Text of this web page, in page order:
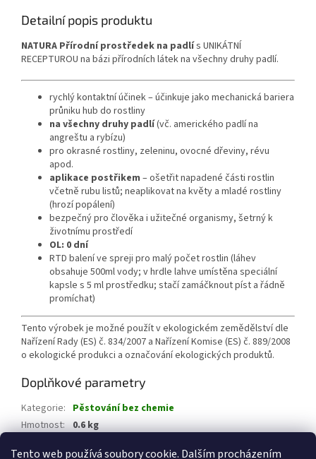
Tento web používá soubory cookie. Dalším procházením
Detailní popis produktu
NATURA Přírodní prostředek na padlís UNIKÁTNÍ
RECEPTUROU na bázi přírodních látek na všechny druhy padlí.
rychlý kontaktní účinek – účinkuje jako mechanická bariera
průniku hub do rostliny
na všechny druhy padlí(vč. amerického padlí na
angreštu a rybízu)
pro okrasné rostliny, zeleninu, ovocné dřeviny, révu
apod.
aplikace postřikem – ošetřit napadené části rostlin
včetně rubu listů; neaplikovat na květy a mladé rostliny
(hrozí popálení)
bezpečný pro člověka i užitečné organismy, šetrný k
životnímu prostředí
OL: 0 dní
RTD balení ve spreji pro malý počet rostlin (láhev
obsahuje 500ml vody; v hrdle lahve umístěna speciální
kapsle s 5 ml prostředku; stačí zamáčknout píst a řádně
promíchat)
Tento výrobek je možné použít v ekologickém zemědělství dle
Nařízení Rady (ES) č. 834/2007 a Nařízení Komise (ES) č. 889/2008
o ekologické produkci a označování ekologických produktů.
Doplňkové parametry
Kategorie: Pěstování bez chemie
Hmotnost: 0.6 kg